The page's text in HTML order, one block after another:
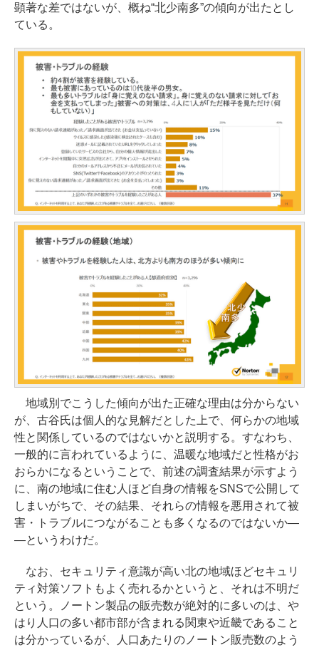
顕著な差ではないが、概ね“北少南多”の傾向が出たとし
ている。
地域別でこうした傾向が出た正確な理由は分からない
が、古谷氏は個人的な見解だとした上で、何らかの地域
性と関係しているのではないかと説明する。すなわち、
一般的に言われているように、温暖な地域だと性格がお
おらかになるということで、前述の調査結果が示すよう
に、南の地域に住む人ほど自身の情報をSNSで公開して
しまいがちで、その結果、それらの情報を悪用されて被
害・トラブルにつながることも多くなるのではないか―
―というわけだ。
なお、セキュリティ意識が高い北の地域ほどセキュリ
ティ対策ソフトもよく売れるかというと、それは不明だ
という。ノートン製品の販売数が絶対的に多いのは、や
はり人口の多い都市部が含まれる関東や近畿であること
は分かっているが、人口あたりのノートン販売数のよう